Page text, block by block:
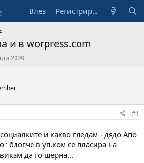
Влез Регистрирай се
и в worpress.com
2009
#1
социалките и какво гледам - дядо Апо
блогче в уп.ком се пласира на
да го шерна...